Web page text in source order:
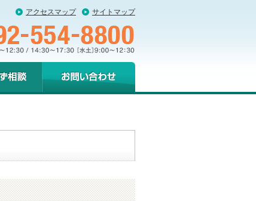
サイトマップ
アクセスマップ